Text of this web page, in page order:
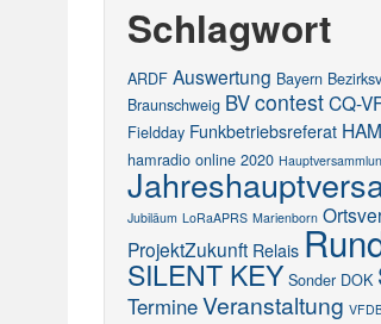
Schlagwort
ARDF Auswertung Bayern
Braunschweig BVcontestCQ-
Fieldday Funkbetriebsreferat
hamradio online 2020
Jubiläum LoRaAPRS Marienborn
ProjektZukunft Relais
SILENT KEY Sonder DOK
TermineVeranstaltung